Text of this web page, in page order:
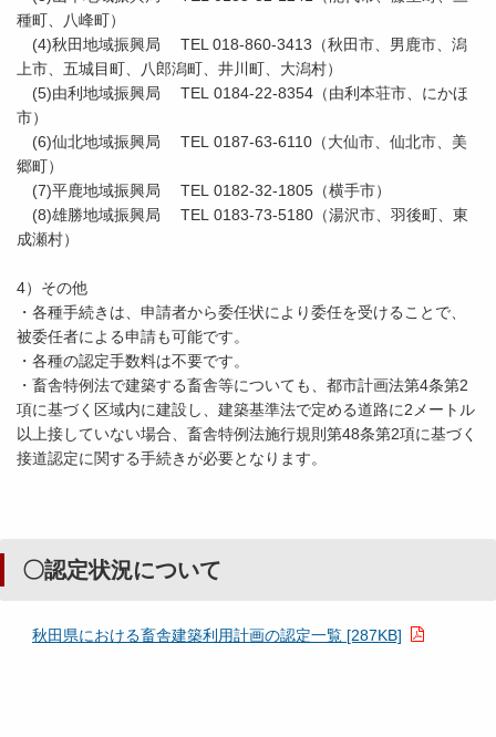
種町、八峰町）
(4)秋田地域振興局 TEL 018-860-3413（秋田市、男鹿市、潟
上市、五城目町、八郎潟町、井川町、大潟村）
(5)由利地域振興局 TEL 0184-22-8354（由利本荘市、にかほ
市）
(6)仙北地域振興局 TEL 0187-63-6110（大仙市、仙北市、美
郷町）
(7)平鹿地域振興局 TEL 0182-32-1805（横手市）
(8)雄勝地域振興局 TEL 0183-73-5180（湯沢市、羽後町、東
成瀬村）
4）その他
・各種手続きは、申請者から委任状により委任を受けることで、
被委任者による申請も可能です。
・各種の認定手数料は不要です。
・畜舎特例法で建築する畜舎等についても、都市計画法第4条第2
項に基づく区域内に建設し、建築基準法で定める道路に2メートル
以上接していない場合、畜舎特例法施行規則第48条第2項に基づく
接道認定に関する手続きが必要となります。
〇認定状況について
秋田県における畜舎建築利用計画の認定一覧 [287KB]